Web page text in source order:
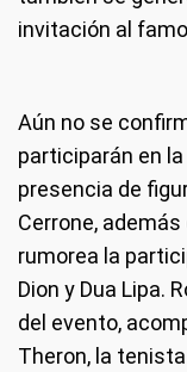
invitación al
Aún no se
participarán en
presencia de
Cerrone,
rumorea la
Dion y Dua Lipa.
del evento,
Theron, la